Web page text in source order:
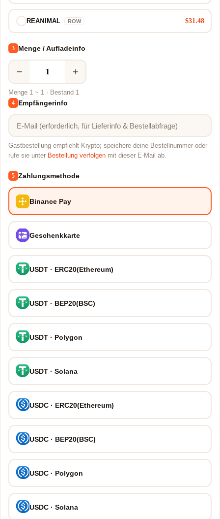
REANIMAL ROW $31.48
3 Menge / Aufladeinfo
− +
Menge 1 ~ 1 · Bestand 1
4 Empfängerinfo
Gastbestellung empfiehlt Krypto; speichere deine Bestellnummer oder
rufe sie unter Bestellung verfolgen mit dieser E-Mail ab.
5 Zahlungsmethode
Binance Pay
Geschenkkarte
USDT · ERC20(Ethereum)
USDT · BEP20(BSC)
USDT · Polygon
USDT · Solana
USDC · ERC20(Ethereum)
USDC · BEP20(BSC)
USDC · Polygon
USDC · Solana